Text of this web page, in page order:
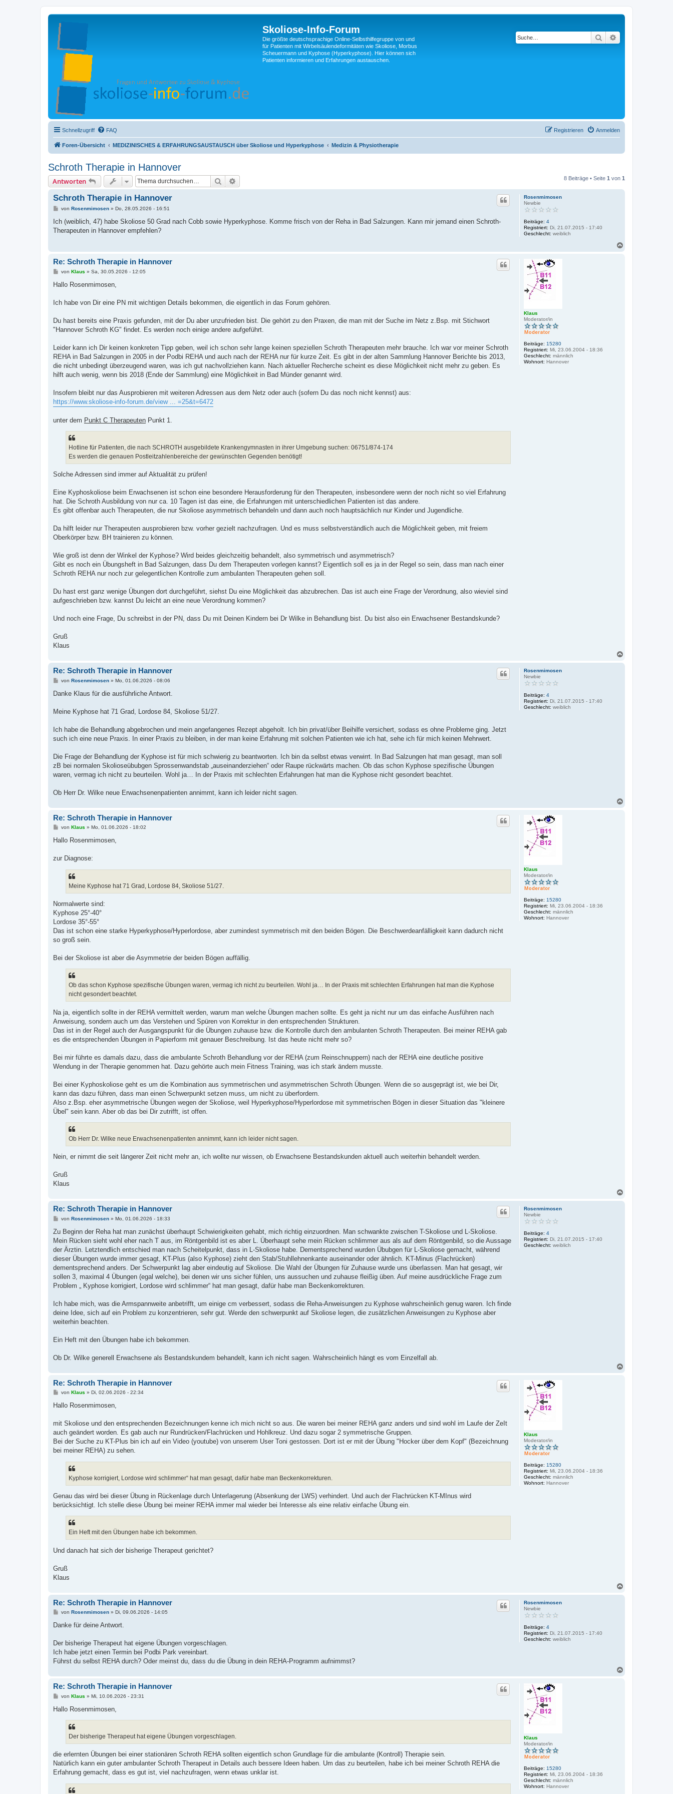
Skoliose-Info-Forum
Die größte deutschsprachige Online-Selbsthilfegruppe von und
für Patienten mit Wirbelsäulendeformitäten wie Skoliose, Morbus
Scheuermann und Kyphose (Hyperkyphose). Hier können sich
Patienten informieren und Erfahrungen austauschen.
Suche
Schnellzugriff FAQ Anmelden
Registrieren
Foren-Übersicht MEDIZINISCHES & ERFAHRUNGSAUSTAUSCH über Skoliose und Hyperkyphose Medizin & Physiotherapie
Schroth Therapie in Hannover
Antworten Suche 8 Beiträge • Seite 1 von 1
Rosenmimosen
Newbie
Beiträge: 4
Registriert: Di, 21.07.2015 - 17:40
Geschlecht: weiblich
Schroth Therapie in Hannover
B
i
r
von Rosenmimosen» Do, 28.05.2026 - 16:51
Ich (weiblich, 47) habe Skoliose 50 Grad nach Cobb sowie Hyperkyphose. Komme frisch von der Reha in Bad Salzungen. Kann mir jemand einen Schroth-
Therapeuten in Hannover empfehlen?
Klaus
Moderator/in
Beiträge: 15280
Registriert: Mi, 23.06.2004 - 18:36
Geschlecht: männlich
Wohnort: Hannover
Re: Schroth Therapie in Hannover
B
i
a
von Klaus » Sa, 30.05.2026 - 12:05
Hallo Rosenmimosen,
Ich habe von Dir eine PN mit wichtigen Details bekommen, die eigentlich in das Forum gehören.
Du hast bereits eine Praxis gefunden, mit der Du aber unzufrieden bist. Die gehört zu den Praxen, die man mit der Suche im Netz z.Bsp. mit Stichwort
"Hannover Schroth KG" findet. Es werden noch einige andere aufgeführt.
Leider kann ich Dir keinen konkreten Tipp geben, weil ich schon sehr lange keinen speziellen Schroth Therapeuten mehr brauche. Ich war vor meiner Schroth
REHA in Bad Salzungen in 2005 in der Podbi REHA und auch nach der REHA nur für kurze Zeit. Es gibt in der alten Sammlung Hannover Berichte bis 2013,
die nicht unbedingt überzeugend waren, was ich gut nachvollziehen kann. Nach aktueller Recherche scheint es diese Möglichkeit nicht mehr zu geben. Es
hilft auch wenig, wenn bis 2018 (Ende der Sammlung) eine Möglichkeit in Bad Münder genannt wird.
Insofern bleibt nur das Ausprobieren mit weiteren Adressen aus dem Netz oder auch (sofern Du das noch nicht kennst) aus:
https://www.skoliose-info-forum.de/view ... =25&t=6472
unter dem Punkt C Therapeuten Punkt 1.
Hotline für Patienten, die nach SCHROTH ausgebildete Krankengymnasten in ihrer Umgebung suchen: 06751/874-174
Es werden die genauen Postleitzahlenbereiche der gewünschten Gegenden benötigt!
Solche Adressen sind immer auf Aktualität zu prüfen!
Eine Kyphoskoliose beim Erwachsenen ist schon eine besondere Herausforderung für den Therapeuten, insbesondere wenn der noch nicht so viel Erfahrung
hat. Die Schroth Ausbildung von nur ca. 10 Tagen ist das eine, die Erfahrungen mit unterschiedlichen Patienten ist das andere.
Es gibt offenbar auch Therapeuten, die nur Skoliose asymmetrisch behandeln und dann auch noch hauptsächlich nur Kinder und Jugendliche.
Da hilft leider nur Therapeuten ausprobieren bzw. vorher gezielt nachzufragen. Und es muss selbstverständlich auch die Möglichkeit geben, mit freiem
Oberkörper bzw. BH trainieren zu können.
Wie groß ist denn der Winkel der Kyphose? Wird beides gleichzeitig behandelt, also symmetrisch und asymmetrisch?
Gibt es noch ein Übungsheft in Bad Salzungen, dass Du dem Therapeuten vorlegen kannst? Eigentlich soll es ja in der Regel so sein, dass man nach einer
Schroth REHA nur noch zur gelegentlichen Kontrolle zum ambulanten Therapeuten gehen soll.
Du hast erst ganz wenige Übungen dort durchgeführt, siehst Du eine Möglichkeit das abzubrechen. Das ist auch eine Frage der Verordnung, also wieviel sind
aufgeschrieben bzw. kannst Du leicht an eine neue Verordnung kommen?
Und noch eine Frage, Du schreibst in der PN, dass Du mit Deinen Kindern bei Dr Wilke in Behandlung bist. Du bist also ein Erwachsener Bestandskunde?
Gruß
Klaus
Rosenmimosen
Newbie
Beiträge: 4
Registriert: Di, 21.07.2015 - 17:40
Geschlecht: weiblich
Re: Schroth Therapie in Hannover
B
i
a
von Rosenmimosen» Mo, 01.06.2026 - 08:06
Danke Klaus für die ausführliche Antwort.
Meine Kyphose hat 71 Grad, Lordose 84, Skoliose 51/27.
Ich habe die Behandlung abgebrochen und mein angefangenes Rezept abgeholt. Ich bin privat/über Beihilfe versichert, sodass es ohne Probleme ging. Jetzt
such ich eine neue Praxis. In einer Praxis zu bleiben, in der man keine Erfahrung mit solchen Patienten wie ich hat, sehe ich für mich keinen Mehrwert.
Die Frage der Behandlung der Kyphose ist für mich schwierig zu beantworten. Ich bin da selbst etwas verwirrt. In Bad Salzungen hat man gesagt, man soll
zB bei normalen Skolioseübubgen Sprossenwandstab „auseinanderziehen“ oder Raupe rückwärts machen. Ob das schon Kyphose spezifische Übungen
waren, vermag ich nicht zu beurteilen. Wohl ja… In der Praxis mit schlechten Erfahrungen hat man die Kyphose nicht gesondert beachtet.
Ob Herr Dr. Wilke neue Erwachsenenpatienten annimmt, kann ich leider nicht sagen.
Klaus
Moderator/in
Beiträge: 15280
Registriert: Mi, 23.06.2004 - 18:36
Geschlecht: männlich
Wohnort: Hannover
Re: Schroth Therapie in Hannover
B
i
a
von Klaus » Mo, 01.06.2026 - 18:02
Hallo Rosenmimosen,
zur Diagnose:
Meine Kyphose hat 71 Grad, Lordose 84, Skoliose 51/27.
Normalwerte sind:
Kyphose 25°-40°
Lordose 35°-55°
Das ist schon eine starke Hyperkyphose/Hyperlordose, aber zumindest symmetrisch mit den beiden Bögen. Die Beschwerdeanfälligkeit kann dadurch nicht
so groß sein.
Bei der Skoliose ist aber die Asymmetrie der beiden Bögen auffällig.
Ob das schon Kyphose spezifische Übungen waren, vermag ich nicht zu beurteilen. Wohl ja… In der Praxis mit schlechten Erfahrungen hat man die Kyphose
nicht gesondert beachtet.
Na ja, eigentlich sollte in der REHA vermittelt werden, warum man welche Übungen machen sollte. Es geht ja nicht nur um das einfache Ausführen nach
Anweisung, sondern auch um das Verstehen und Spüren von Korrektur in den entsprechenden Strukturen.
Das ist in der Regel auch der Ausgangspunkt für die Übungen zuhause bzw. die Kontrolle durch den ambulanten Schroth Therapeuten. Bei meiner REHA gab
es die entsprechenden Übungen in Papierform mit genauer Beschreibung. Ist das heute nicht mehr so?
Bei mir führte es damals dazu, dass die ambulante Schroth Behandlung vor der REHA (zum Reinschnuppern) nach der REHA eine deutliche positive
Wendung in der Therapie genommen hat. Dazu gehörte auch mein Fitness Training, was ich stark ändern musste.
Bei einer Kyphoskoliose geht es um die Kombination aus symmetrischen und asymmetrischen Schroth Übungen. Wenn die so ausgeprägt ist, wie bei Dir,
kann das dazu führen, dass man einen Schwerpunkt setzen muss, um nicht zu überfordern.
Also z.Bsp. eher asymmetrische Übungen wegen der Skoliose, weil Hyperkyphose/Hyperlordose mit symmetrischen Bögen in dieser Situation das "kleinere
Übel" sein kann. Aber ob das bei Dir zutrifft, ist offen.
Ob Herr Dr. Wilke neue Erwachsenenpatienten annimmt, kann ich leider nicht sagen.
Nein, er nimmt die seit längerer Zeit nicht mehr an, ich wollte nur wissen, ob Erwachsene Bestandskunden aktuell auch weiterhin behandelt werden.
Gruß
Klaus
Rosenmimosen
Newbie
Beiträge: 4
Registriert: Di, 21.07.2015 - 17:40
Geschlecht: weiblich
Re: Schroth Therapie in Hannover
B
i
r
a
von Rosenmimosen» Mo, 01.06.2026 - 18:33
Zu Beginn der Reha hat man zunächst überhaupt Schwierigkeiten gehabt, mich richtig einzuordnen. Man schwankte zwischen T-Skoliose und L-Skoliose.
Mein Rücken sieht wohl eher nach T aus, im Röntgenbild ist es aber L. Überhaupt sehe mein Rücken schlimmer aus als auf dem Röntgenbild, so die Aussage
der Ärztin. Letztendlich entschied man nach Scheitelpunkt, dass in L-Skoliose habe. Dementsprechend wurden Übubgen für L-Skoliose gemacht, während
dieser Übungen wurde immer gesagt, KT-Plus (also Kyphose) zieht den Stab/Stuhllehnenkante auseinander oder ähnlich. KT-Minus (Flachrücken)
dementsprechend anders. Der Schwerpunkt lag aber eindeutig auf Skoliose. Die Wahl der Übungen für Zuhause wurde uns überlassen. Man hat gesagt, wir
sollen 3, maximal 4 Übungen (egal welche), bei denen wir uns sicher fühlen, uns aussuchen und zuhause fleißig üben. Auf meine ausdrückliche Frage zum
Problem „ Kyphose korrigiert, Lordose wird schlimmer“ hat man gesagt, dafür habe man Beckenkorrekturen.
Ich habe mich, was die Armspannweite anbetrifft, um einige cm verbessert, sodass die Reha-Anweisungen zu Kyphose wahrscheinlich genug waren. Ich finde
deine Idee, sich auf ein Problem zu konzentrieren, sehr gut. Werde den schwerpunkt auf Skoliose legen, die zusätzlichen Anweisungen zu Kyphose aber
weiterhin beachten.
Ein Heft mit den Übungen habe ich bekommen.
Ob Dr. Wilke generell Erwachsene als Bestandskundem behandelt, kann ich nicht sagen. Wahrscheinlich hängt es vom Einzelfall ab.
Klaus
Moderator/in
Beiträge: 15280
Registriert: Mi, 23.06.2004 - 18:36
Geschlecht: männlich
Wohnort: Hannover
Re: Schroth Therapie in Hannover
B
i
a
von Klaus » Di, 02.06.2026 - 22:34
Hallo Rosenmimosen,
mit Skoliose und den entsprechenden Bezeichnungen kenne ich mich nicht so aus. Die waren bei meiner REHA ganz anders und sind wohl im Laufe der ZeIt
auch geändert worden. Es gab auch nur Rundrücken/Flachrücken und Hohlkreuz. Und dazu sogar 2 symmetrische Gruppen.
Bei der Suche zu KT-Plus bin ich auf ein Video (youtube) von unserem User Toni gestossen. Dort ist er mit der Übung "Hocker über dem Kopf" (Bezeichnung
bei meiner REHA) zu sehen.
Kyphose korrigiert, Lordose wird schlimmer“ hat man gesagt, dafür habe man Beckenkorrekturen.
Genau das wird bei dieser Übung in Rückenlage durch Unterlagerung (Absenkung der LWS) verhindert. Und auch der Flachrücken KT-MInus wird
berücksichtigt. Ich stelle diese Übung bei meiner REHA immer mal wieder bei Interesse als eine relativ einfache Übung ein.
Ein Heft mit den Übungen habe ich bekommen.
Und danach hat sich der bisherige Therapeut gerichtet?
Gruß
Klaus
Rosenmimosen
Newbie
Beiträge: 4
Registriert: Di, 21.07.2015 - 17:40
Geschlecht: weiblich
Re: Schroth Therapie in Hannover
B
i
a
von Rosenmimosen» Di, 09.06.2026 - 14:05
Danke für deine Antwort.
Der bisherige Therapeut hat eigene Übungen vorgeschlagen.
Ich habe jetzt einen Termin bei Podbi Park vereinbart.
Führst du selbst REHA durch? Oder meinst du, dass du die Übung in dein REHA-Programm aufnimmst?
Klaus
Moderator/in
Beiträge: 15280
Registriert: Mi, 23.06.2004 - 18:36
Geschlecht: männlich
Wohnort: Hannover
Re: Schroth Therapie in Hannover
B
i
von Klaus » Mi, 10.06.2026 - 23:31
Hallo Rosenmimosen,
Der bisherige Therapeut hat eigene Übungen vorgeschlagen.
die erlernten Übungen bei einer stationären Schroth REHA sollten eigentlich schon Grundlage für die ambulante (Kontroll) Therapie sein.
Natürlich kann ein guter ambulanter Schroth Therapeut in Details auch bessere Ideen haben. Um das zu beurteilen, habe ich bei meiner Schroth REHA die
Erfahrung gemacht, dass es gut ist, viel nachzufragen, wenn etwas unklar ist.